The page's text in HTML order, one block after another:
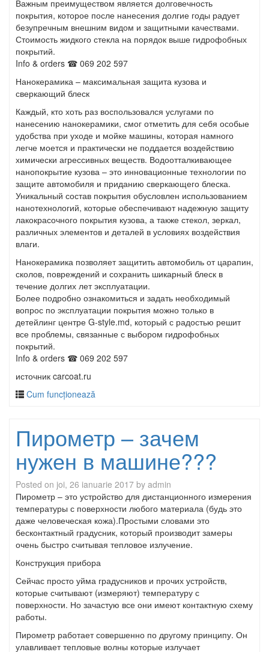
Важным преимуществом является долговечность
покрытия, которое после нанесения долгие годы радует
безупречным внешним видом и защитными качествами.
Стоимость жидкого стекла на порядок выше гидрофобных
покрытий.
Info & orders ☎ 069 202 597
Нанокерамика – максимальная защита кузова и
сверкающий блеск
Каждый, кто хоть раз воспользовался услугами по
нанесению нанокерамики, смог отметить для себя особые
удобства при уходе и мойке машины, которая намного
легче моется и практически не поддается воздействию
химически агрессивных веществ. Водоотталкивающее
нанопокрытие кузова – это инновационные технологии по
защите автомобиля и приданию сверкающего блеска.
Уникальный состав покрытия обусловлен использованием
нанотехнологий, которые обеспечивают надежную защиту
лакокрасочного покрытия кузова, а также стекол, зеркал,
различных элементов и деталей в условиях воздействия
влаги.
Нанокерамика позволяет защитить автомобиль от царапин,
сколов, повреждений и сохранить шикарный блеск в
течение долгих лет эксплуатации.
Более подробно ознакомиться и задать необходимый
вопрос по эксплуатации покрытия можно только в
детейлинг центре G-style.md, который с радостью решит
все проблемы, связанные с выбором гидрофобных
покрытий.
Info & orders ☎ 069 202 597
источник carcoat.ru
Cum funcționează
Пирометр – зачем
нужен в машине???
Posted on joi, 26 ianuarie 2017 by admin
Пирометр – это устройство для дистанционного измерения
температуры с поверхности любого материала (будь это
даже человеческая кожа).Простыми словами это
бесконтактный градусник, который производит замеры
очень быстро считывая тепловое излучение.
Конструкция прибора
Сейчас просто уйма градусников и прочих устройств,
которые считывают (измеряют) температуру с
поверхности. Но зачастую все они имеют контактную схему
работы.
Пирометр работает совершенно по другому принципу. Он
улавливает тепловые волны которые излучает